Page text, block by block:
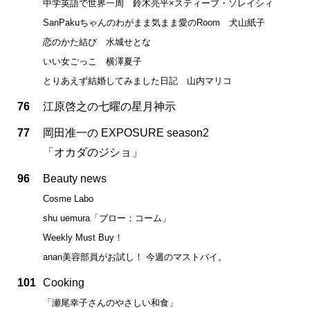
中学英語で世界一周 鈴木亮平×スティーブ・ソレイシィ
SanPakuちゃんのわがまま気まま愛のRoom 犬山紙子
恋のかた結び 水城せとな
いい女ごっこ 横澤夏子
とりあえず結婚してみました日記 山内マリコ
76 江原啓之の七曜の星月神示
77
岡田准一の EXPOSURE season2
「オカダのジショ」
96 Beauty news
Cosme Labo
shu uemura「ブロー：コーム」
Weekly Must Buy！
anan美容部員がお試し！ 今週のマストバイ。
101 Cooking
「瀬尾幸子さんのやさしい和食」